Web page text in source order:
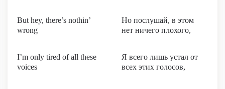
But hey, there’s nothin’
wrong
Но послушай, в этом
нет ничего плохого,
I’m only tired of all these
voices
Я всего лишь устал от
всех этих голосов,